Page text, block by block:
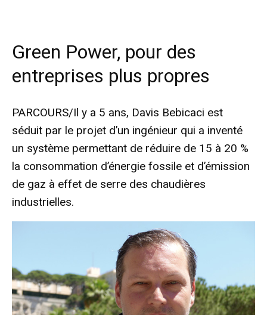
Green Power, pour des
entreprises plus propres
PARCOURS/Il y a 5 ans, Davis Bebicaci est
séduit par le projet d’un ingénieur qui a inventé
un système permettant de réduire de 15 à 20 %
la consommation d’énergie fossile et d’émission
de gaz à effet de serre des chaudières
industrielles.